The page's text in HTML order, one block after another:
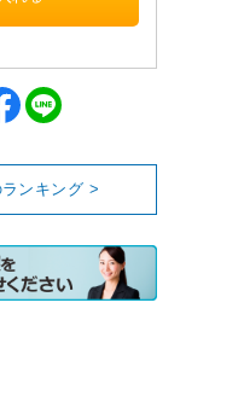
ンキング >